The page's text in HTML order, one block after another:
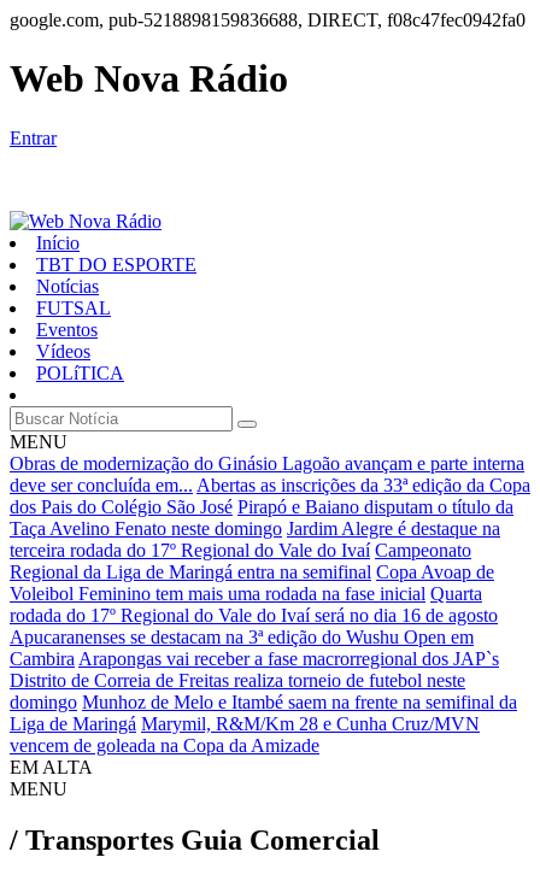
google.com, pub-5218898159836688, DIRECT, f08c47fec0942fa0
Web Nova Rádio
Entrar
Início
TBT DO ESPORTE
Notícias
FUTSAL
Eventos
Vídeos
POLíTICA
MENU
Obras de modernização do Ginásio Lagoão avançam e parte interna
deve ser concluída em... Abertas as inscrições da 33ª edição da Copa
dos Pais do Colégio São José Pirapó e Baiano disputam o título da
Taça Avelino Fenato neste domingo Jardim Alegre é destaque na
terceira rodada do 17º Regional do Vale do Ivaí Campeonato
Regional da Liga de Maringá entra na semifinal Copa Avoap de
Voleibol Feminino tem mais uma rodada na fase inicial Quarta
rodada do 17º Regional do Vale do Ivaí será no dia 16 de agosto
Apucaranenses se destacam na 3ª edição do Wushu Open em
Cambira Arapongas vai receber a fase macrorregional dos JAP`s
Distrito de Correia de Freitas realiza torneio de futebol neste
domingo Munhoz de Melo e Itambé saem na frente na semifinal da
Liga de Maringá Marymil, R&M/Km 28 e Cunha Cruz/MVN
vencem de goleada na Copa da Amizade
EM ALTA
MENU
/ Transportes Guia Comercial